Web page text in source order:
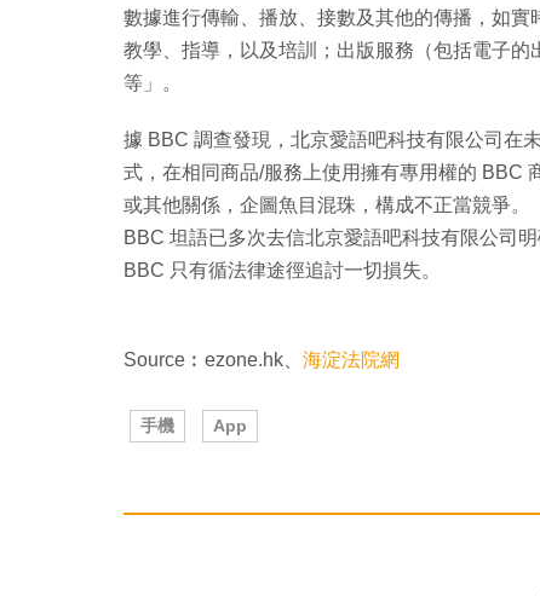
數據進行傳輸、播放、接數及其他的傳播，如實
教學、指導，以及培訓；出版服務（包括電子
等」。
據 BBC 調查發現，北京愛語吧科技有限公司在
式，在相同商品/服務上使用擁有專用權的 BBC
或其他關係，企圖魚目混珠，構成不正當競爭。
BBC 坦語已多次去信北京愛語吧科技有限公司
BBC 只有循法律途徑追討一切損失。
Source︰ezone.hk、 海淀法院網
手機 App